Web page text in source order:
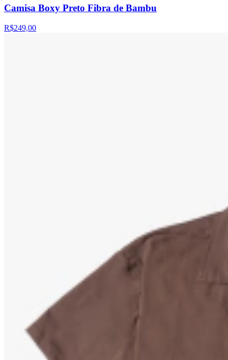
Camisa Boxy Preto Fibra de Bambu
R$249,00